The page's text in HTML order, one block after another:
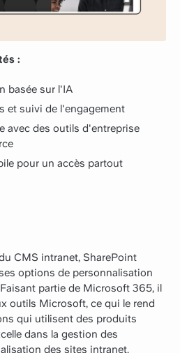
:
basée sur l'IA
et suivi de l'engagement
avec des outils d'entreprise
pour un accès partout
CMS intranet, SharePoint
options de personnalisation
partie de Microsoft 365, il
outils Microsoft, ce qui le rend
qui utilisent des produits
dans la gestion des
des sites intranet.